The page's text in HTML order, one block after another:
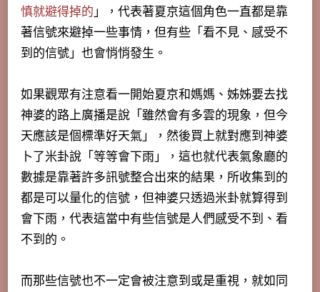
慎就避得掉的 」，代表著夏京這個角色一直都是靠
著信號來避掉一些事情，但有些「看不見、感受不
到的信號」也會悄悄發生。
如果觀眾有注意看一開始夏京和媽媽、姊姊要去找
神婆的路上廣播是說「雖然會有多雲的現象，但今
天應該是個標準好天氣」，然後買上就對應到神婆
卜了米卦說「等等會下雨」，這也就代表氣象廳的
數據是靠著許多訊號整合出來的結果，所收集到的
都是可以量化的信號，但神婆只透過米卦就算得到
會下雨，代表這當中有些信號是人們感受不到、看
不到的。
而那些信號也不一定會被注意到或是重視，就如同